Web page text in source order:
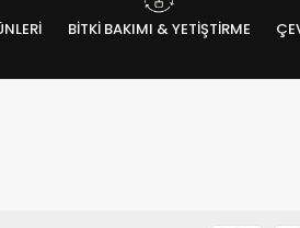
BİTKİ BAKIMI & YETİŞTİRME